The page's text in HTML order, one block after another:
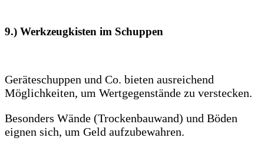
9.) Werkzeugkisten im Schuppen
Geräteschuppen und Co. bieten ausreichend
Möglichkeiten, um Wertgegenstände zu verstecken.
Besonders Wände (Trockenbauwand) und Böden
eignen sich, um Geld aufzubewahren.